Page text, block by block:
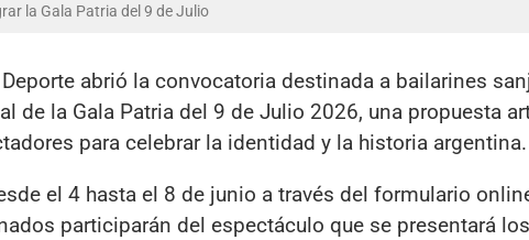
la Gala Patria del 9 de Julio
abrió la convocatoria destinada a bailarines
de la Gala Patria del 9 de Julio 2026, una propuesta
para celebrar la identidad y la historia argentina.
el 4 hasta el 8 de junio a través del formulario
participarán del espectáculo que se presentará